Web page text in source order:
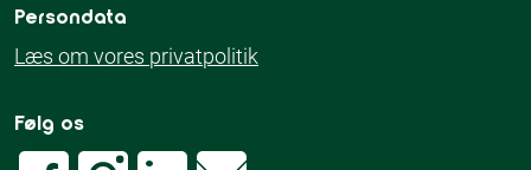
Persondata
Læs om vores privatpolitik
Følg os